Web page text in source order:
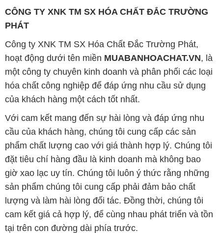
một công ty chuyên kinh doanh và phân phối các loại
hóa chất công nghiệp để đáp ứng nhu cầu sử dụng
của khách hàng một cách tốt nhất.
Với cam kết mang đến sự hài lòng và đáp ứng nhu
cầu của khách hàng, chúng tôi cung cấp các sản
phẩm chất lượng cao với giá thành hợp lý. Chúng tôi
đặt tiêu chí hàng đầu là kinh doanh mà không bao
giờ xao lạc uy tín. Chúng tôi luôn ý thức rằng những
sản phẩm chúng tôi cung cấp phải đảm bảo chất
lượng và làm hài lòng đối tác. Đồng thời, chúng tôi
cam kết giá cả hợp lý, để cùng nhau phát triển và tồn
tại trên con đường dài phía trước.
Công ty Hóa Chất Đắc Trường Phát có khả năng đáp
ứng đa dạng nhu cầu về hóa chất và phục vụ cho tất
cả các ngành nghề và lĩnh vực sản xuất khác nhau
tại TP. Hồ Chí Minh. Sứ mệnh của chúng tôi là cung